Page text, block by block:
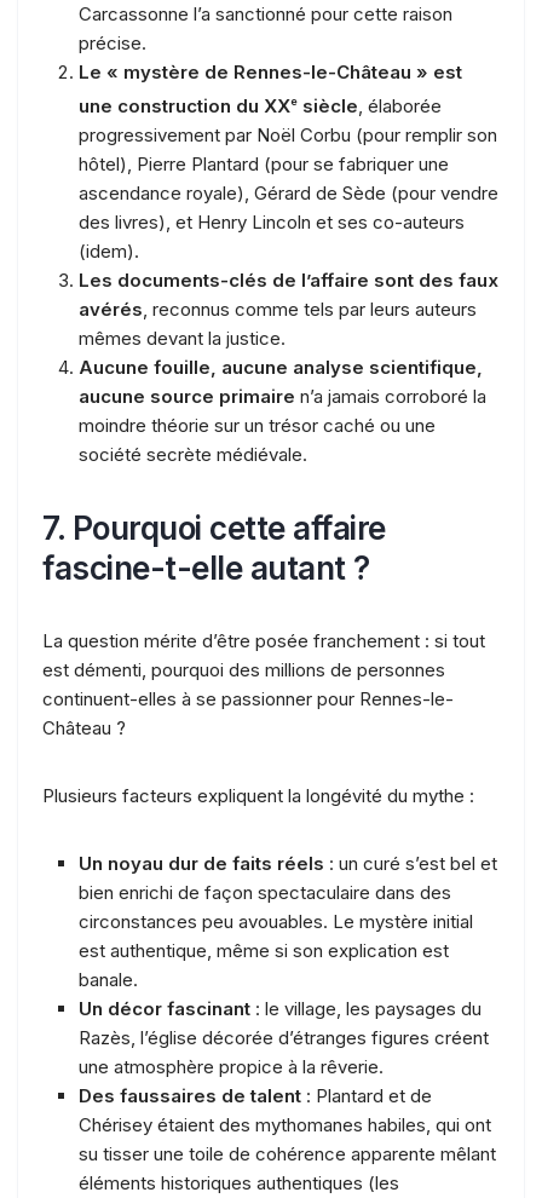
Carcassonne l’a sanctionné pour cette raison
précise.
Le « mystère de Rennes-le-Château » est
une construction du XXe siècle , élaborée
progressivement par Noël Corbu (pour remplir son
hôtel), Pierre Plantard (pour se fabriquer une
ascendance royale), Gérard de Sède (pour vendre
des livres), et Henry Lincoln et ses co-auteurs
(idem).
Les documents-clés de l’affaire sont des faux
avérés , reconnus comme tels par leurs auteurs
mêmes devant la justice.
Aucune fouille, aucune analyse scientifique,
aucune source primaire n’a jamais corroboré la
moindre théorie sur un trésor caché ou une
société secrète médiévale.
7. Pourquoi cette affaire
fascine-t-elle autant ?
La question mérite d’être posée franchement : si tout
est démenti, pourquoi des millions de personnes
continuent-elles à se passionner pour Rennes-le-
Château ?
Plusieurs facteurs expliquent la longévité du mythe :
Un noyau dur de faits réels : un curé s’est bel et
bien enrichi de façon spectaculaire dans des
circonstances peu avouables. Le mystère initial
est authentique, même si son explication est
banale.
Un décor fascinant : le village, les paysages du
Razès, l’église décorée d’étranges figures créent
une atmosphère propice à la rêverie.
Des faussaires de talent : Plantard et de
Chérisey étaient des mythomanes habiles, qui ont
su tisser une toile de cohérence apparente mêlant
éléments historiques authentiques (les